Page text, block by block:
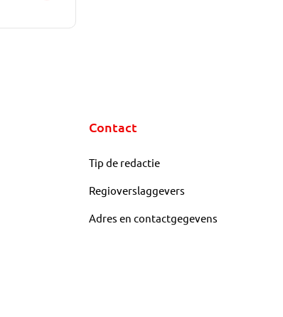
Contact
Tip de redactie
Regioverslaggevers
Adres en contactgegevens